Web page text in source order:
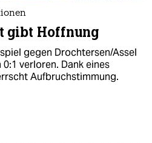
gibt Hoffnung
gegen Drochtersen/Assel
verloren. Dank eines
Aufbruchstimmung.